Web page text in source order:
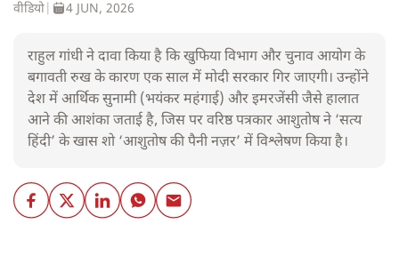
वीडियो 4 JUN, 2026
राहुल गांधी ने दावा किया है कि खुफिया विभाग और चुनाव आयोग के
बगावती रुख के कारण एक साल में मोदी सरकार गिर जाएगी। उन्होंने
देश में आर्थिक सुनामी (भयंकर महंगाई) और इमरजेंसी जैसे हालात
आने की आशंका जताई है, जिस पर वरिष्ठ पत्रकार आशुतोष ने ‘सत्य
हिंदी’ के खास शो ‘आशुतोष की पैनी नज़र’ में विश्लेषण किया है।